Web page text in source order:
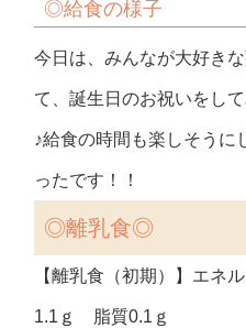
◎給食の様子
今日は、みんなが大好き
て、誕生日のお祝いをし
♪給食の時間も楽しそうに
ったです！！
◎離乳食◎
【離乳食（初期）】エ
1.1ｇ 脂質0.1ｇ